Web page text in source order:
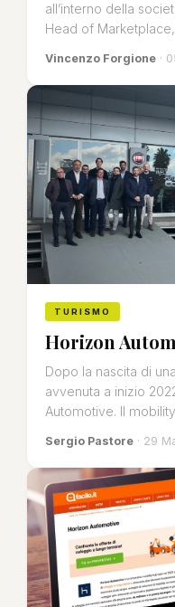
all’interno della
Head of
Vincenzo Forgione ·
TURISMO
Horizon
Dopo la nascita di
avvenuta a inizio
Automotive. Il
Sergio Pastore · 29